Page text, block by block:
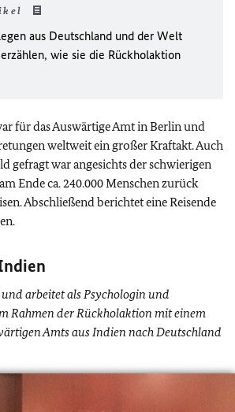
aus Deutschland und der Welt
wie sie die Rückholaktion
für das Auswärtige Amt in Berlin und
weltweit ein großer Kraftakt. Auch
gefragt war angesichts der schwierigen
Ende ca. 240.000 Menschen zurück
Abschließend berichtet eine Reisende
arbeitet als Psychologin und
Rahmen der Rückholaktion mit einem
Amts aus Indien nach Deutschland